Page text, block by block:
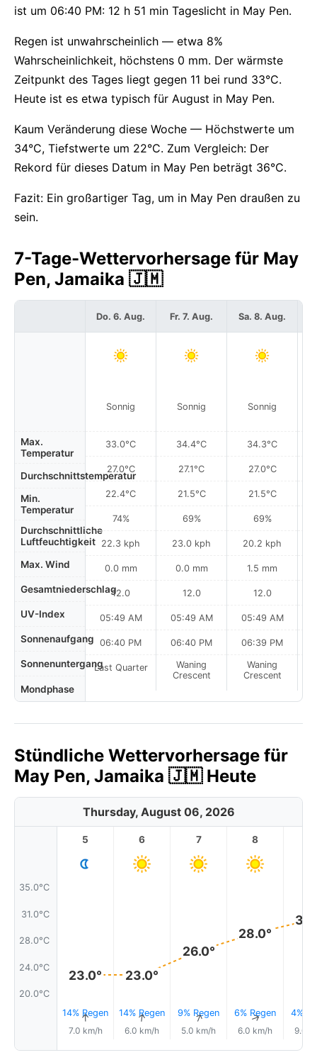
ist um 06:40 PM: 12 h 51 min Tageslicht in May Pen.
Regen ist unwahrscheinlich — etwa 8%
Wahrscheinlichkeit, höchstens 0 mm. Der wärmste
Zeitpunkt des Tages liegt gegen 11 bei rund 33°C.
Heute ist es etwa typisch für August in May Pen.
Kaum Veränderung diese Woche — Höchstwerte um
34°C, Tiefstwerte um 22°C. Zum Vergleich: Der
Rekord für dieses Datum in May Pen beträgt 36°C.
Fazit: Ein großartiger Tag, um in May Pen draußen zu
sein.
7-Tage-Wettervorhersage für May
Pen, Jamaika 🇯🇲
Max.
Temperatur
Durchschnittstemperatur
Min.
Temperatur
Durchschnittliche
Luftfeuchtigkeit
Max. Wind
Gesamtniederschlag
UV-Index
Sonnenaufgang
Sonnenuntergang
Mondphase
Do. 6. Aug.
Sonnig
33.0°C
27.0°C
22.4°C
74%
22.3 kph
0.0 mm
12.0
05:49 AM
06:40 PM
Last Quarter
Fr. 7. Aug.
Sonnig
34.4°C
27.1°C
21.5°C
69%
23.0 kph
0.0 mm
12.0
05:49 AM
06:40 PM
Waning
Crescent
Sa. 8. Aug.
Sonnig
34.3°C
27.0°C
21.5°C
69%
20.2 kph
1.5 mm
12.0
05:49 AM
06:39 PM
Waning
Crescent
Stündliche Wettervorhersage für
May Pen, Jamaika 🇯🇲 Heute
Thursday, August 06, 2026
35.0°C
31.0°C
28.0°C
24.0°C
20.0°C
5
23.0°
14% Regen
↑
7.0 km/h
6
23.0°
14% Regen
↑
6.0 km/h
7
26.0°
9% Regen
↑
5.0 km/h
8
28.0°
6% Regen
↑
6.0 km/h
4%
9.0